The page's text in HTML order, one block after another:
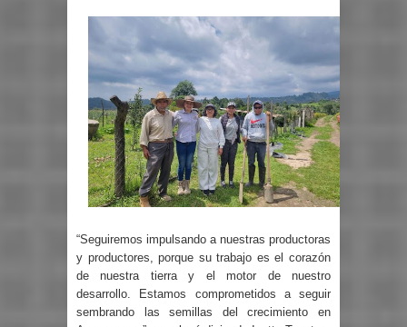
“Seguiremos impulsando a nuestras productoras
y productores, porque su trabajo es el corazón
de nuestra tierra y el motor de nuestro
desarrollo. Estamos comprometidos a seguir
sembrando las semillas del crecimiento en